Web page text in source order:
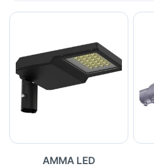
AMMA LED